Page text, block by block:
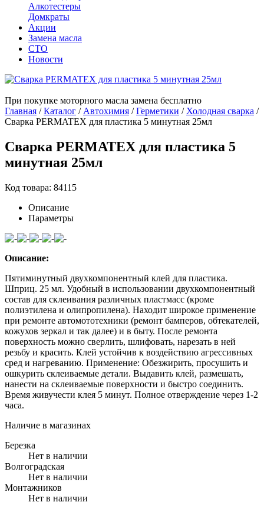
Алкотестеры
Домкраты
Акции
Замена масла
СТО
Новости
При покупке моторного масла замена бесплатно
Главная /Каталог / Автохимия /Герметики / Холодная сварка /
Сварка PERMATEX для пластика 5 минутная 25мл
Сварка PERMATEX для пластика 5
минутная 25мл
Код товара: 84115
Описание
Параметры
Описание:
Пятиминутный двухкомпонентный клей для пластика.
Шприц. 25 мл. Удобный в использовании двухкомпонентный
состав для склеивания различных пластмасс (кроме
полиэтилена и олипропилена). Находит широкое применение
при ремонте автомототехники (ремонт бамперов, обтекателей,
кожухов зеркал и так далее) и в быту. После ремонта
поверхность можно сверлить, шлифовать, нарезать в ней
резьбу и красить. Клей устойчив к воздействию агрессивных
сред и нагреванию. Применение: Обезжирить, просушить и
ошкурить склеиваемые детали. Выдавить клей, размешать,
нанести на склеиваемые поверхности и быстро соединить.
Время живучести клея 5 минут. Полное отверждение через 1-2
часа.
Наличие в магазинах
Березка
Нет в наличии
Волгоградская
Нет в наличии
Монтажников
Нет в наличии